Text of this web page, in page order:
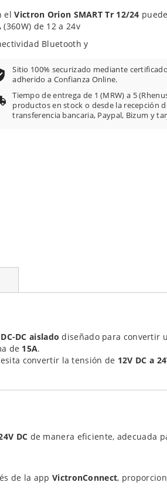
elVictron Orion SMART Tr 12/24
(360W) de 12 a 24v
Bluetooth y
Sitio 100% securizado mediante
adherido a Confianza Online.
Tiempo de entrega de 1 (MRW) a 5
productos en stock o desde la recepción
transferencia bancaria, Paypal, Bizum y
DC aislado diseñado para convertir
de 15A.
convertir la tensión de 12V DC a
DC de manera eficiente, adecuada
de la appVictronConnect,